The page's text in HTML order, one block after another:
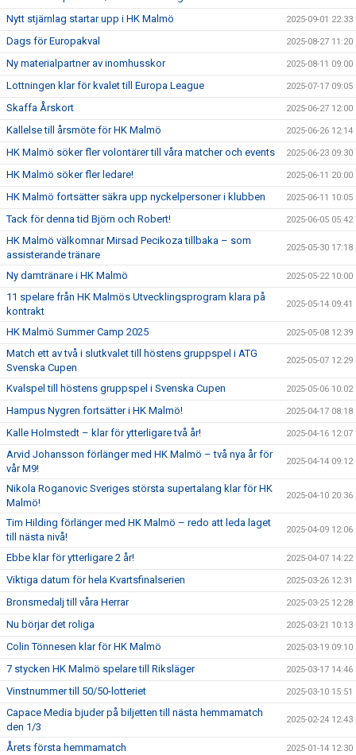
Nytt stjärnlag startar upp i HK Malmö 2025-09-01 22:33
Dags för Europakval 2025-08-27 11:20
Ny materialpartner av inomhusskor 2025-08-11 09:00
Lottningen klar för kvalet till Europa League 2025-07-17 09:05
Skaffa Årskort 2025-06-27 12:00
Kallelse till årsmöte för HK Malmö 2025-06-26 12:14
HK Malmö söker fler volontärer till våra matcher och events 2025-06-23 09:30
HK Malmö söker fler ledare! 2025-06-11 20:00
HK Malmö fortsätter säkra upp nyckelpersoner i klubben 2025-06-11 10:05
Tack för denna tid Björn och Robert! 2025-06-05 05:42
HK Malmö välkomnar Mirsad Pecikoza tillbaka – som
assisterande tränare
2025-05-30 17:18
Ny damtränare i HK Malmö 2025-05-22 10:00
11 spelare från HK Malmös Utvecklingsprogram klara på
kontrakt
2025-05-14 09:41
HK Malmö Summer Camp 2025 2025-05-08 12:39
Match ett av två i slutkvalet till höstens gruppspel i ATG
Svenska Cupen
2025-05-07 12:29
Kvalspel till höstens gruppspel i Svenska Cupen 2025-05-06 10:02
Hampus Nygren fortsätter i HK Malmö! 2025-04-17 08:18
Kalle Holmstedt – klar för ytterligare två år! 2025-04-16 12:07
Arvid Johansson förlänger med HK Malmö – två nya år för
vår M9!
2025-04-14 09:12
Nikola Roganovic Sveriges största supertalang klar för HK
Malmö!
2025-04-10 20:36
Tim Hilding förlänger med HK Malmö – redo att leda laget
till nästa nivå!
2025-04-09 12:06
Ebbe klar för ytterligare 2 år! 2025-04-07 14:22
Viktiga datum för hela Kvartsfinalserien 2025-03-26 12:31
Bronsmedalj till våra Herrar 2025-03-25 12:28
Nu börjar det roliga 2025-03-21 10:13
Colin Tönnesen klar för HK Malmö 2025-03-19 09:10
7 stycken HK Malmö spelare till Riksläger 2025-03-17 14:46
Vinstnummer till 50/50-lotteriet 2025-03-10 15:51
Capace Media bjuder på biljetten till nästa hemmamatch
den 1/3
2025-02-24 12:43
Årets första hemmamatch 2025-01-14 12:30